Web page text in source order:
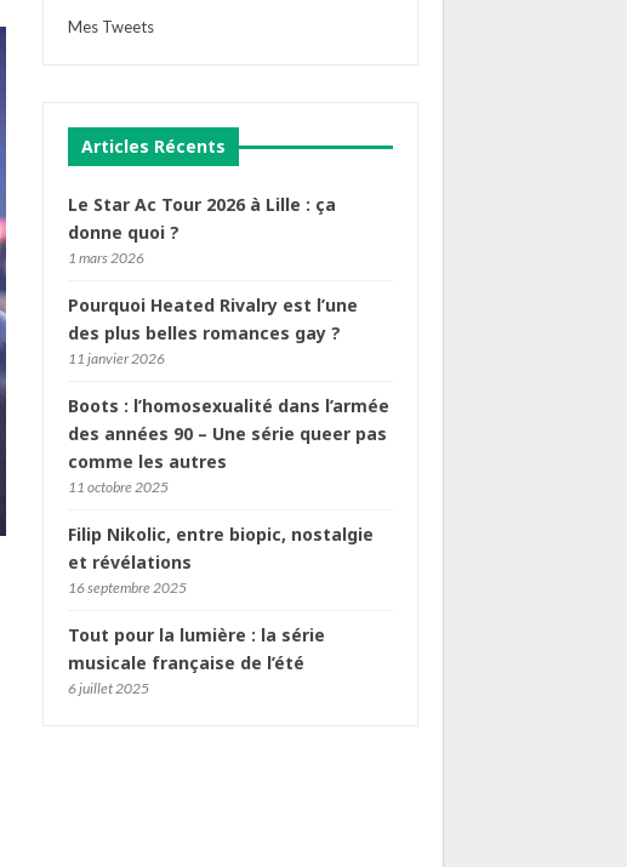
Mes Tweets
Articles Récents
Le Star Ac Tour 2026 à Lille : ça
donne quoi ?
1 mars 2026
Pourquoi Heated Rivalry est l’une
des plus belles romances gay ?
11 janvier 2026
Boots : l’homosexualité dans l’armée
des années 90 – Une série queer pas
comme les autres
11 octobre 2025
Filip Nikolic, entre biopic, nostalgie
et révélations
16 septembre 2025
Tout pour la lumière : la série
musicale française de l’été
6 juillet 2025